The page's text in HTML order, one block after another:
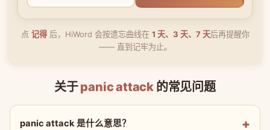
点 记得后，HiWord 会按遗忘曲线在 1 天、3 天、7 天后再提醒你
—— 直到记牢为止。
关于panic attack 的常见问题
panic attack 是什么意思？